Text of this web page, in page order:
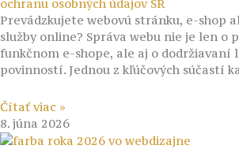
ochranu osobných údajov SR
Prevádzkujete webovú stránku, e-shop
služby online? Správa webu nie je len o
funkčnom e-shope, ale aj o dodržiavaní
povinností. Jednou z kľúčových súčastí
Čítať viac »
8. júna 2026